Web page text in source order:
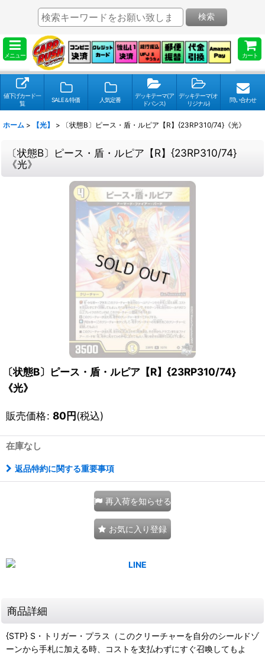
メニュー カート
検索
値下げカード一
覧
SALE＆特価 人気定番
デッキテーマ(ア
ドバンス)
デッキテーマ(オ
リジナル)
問い合わせ
ホーム > 【光】 > 〔状態B〕ピース・盾・ルピア【R】{23RP310/74}《光》
〔状態B〕ピース・盾・ルピア【R】{23RP310/74}
《光》
〔状態B〕ピース・盾・ルピア【R】{23RP310/74}
《光》
販売価格: 80円(税込)
在庫なし
返品特約に関する重要事項
再入荷を知らせる
お気に入り登録
商品詳細
{STP} S・トリガー・プラス（このクリーチャーを自分のシールドゾ
ーンから手札に加える時、コストを支払わずにすぐ召喚してもよ